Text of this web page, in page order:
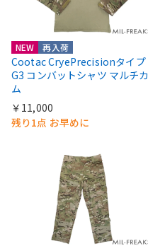
NEW 再入荷
Cootac CryePrecisionタイプ
G3 コンバットシャツ マルチカ
ム
￥11,000
残り1点 お早めに